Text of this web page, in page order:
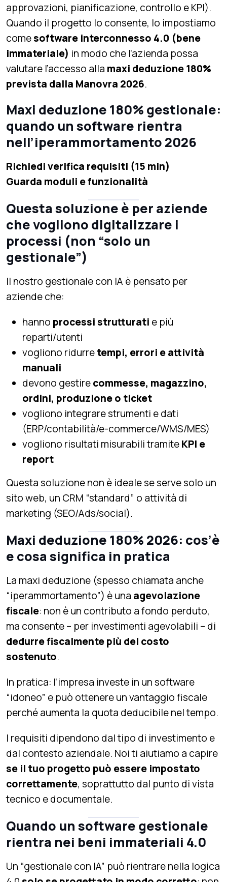
approvazioni, pianificazione, controllo e KPI).
Quando il progetto lo consente, lo impostiamo
comesoftware interconnesso 4.0 (bene
immateriale) in modo che l’azienda possa
valutare l’accesso alla maxi deduzione 180%
prevista dalla Manovra 2026.
Maxi deduzione 180% gestionale:
quando un software rientra
nell’iperammortamento 2026
Richiedi verifica requisiti (15 min)
Guarda moduli e funzionalità
Questa soluzione è per aziende
che vogliono digitalizzare i
processi (non “solo un
gestionale”)
Il nostro gestionale con IA è pensato per
aziende che:
hanno processi strutturati e più
reparti/utenti
vogliono ridurretempi, errori e attività
manuali
devono gestirecommesse, magazzino,
ordini, produzione o ticket
vogliono integrare strumenti e dati
(ERP/contabilità/e-commerce/WMS/MES)
vogliono risultati misurabili tramiteKPI e
report
Questa soluzione non è ideale se serve solo un
sito web, un CRM “standard” o attività di
marketing (SEO/Ads/social).
Maxi deduzione 180% 2026: cos’è
e cosa significa in pratica
La maxi deduzione (spesso chiamata anche
“iperammortamento”) è una agevolazione
fiscale: non è un contributo a fondo perduto,
ma consente – per investimenti agevolabili – di
dedurre fiscalmente più del costo
sostenuto.
In pratica: l’impresa investe in un software
“idoneo” e può ottenere un vantaggio fiscale
perché aumenta la quota deducibile nel tempo.
I requisiti dipendono dal tipo di investimento e
dal contesto aziendale. Noi ti aiutiamo a capire
se il tuo progetto può essere impostato
correttamente, soprattutto dal punto di vista
tecnico e documentale.
Quando un software gestionale
rientra nei beni immateriali 4.0
Un “gestionale con IA” può rientrare nella logica